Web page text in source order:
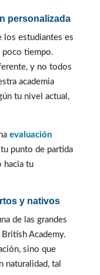
personalizada
los estudiantes es
poco tiempo.
y no todos
academia
tu nivel actual,
evaluación
punto de partida
hacia tu
y nativos
de las grandes
Academy.
sino que
naturalidad, tal